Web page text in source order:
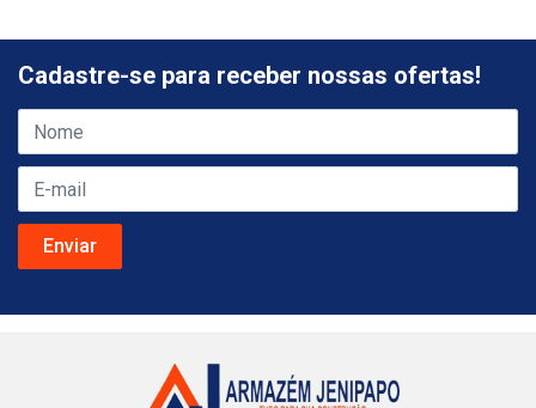
Cadastre-se para receber nossas ofertas!